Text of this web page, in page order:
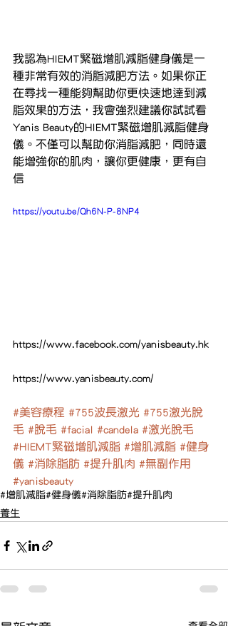
我認為HIEMT緊磁增肌減脂健身儀是一
種非常有效的消脂減肥方法。如果你正
在尋找一種能夠幫助你更快速地達到減
脂效果的方法，我會強烈建議你試試看
Yanis Beauty的HIEMT緊磁增肌減脂健身
儀。不僅可以幫助你消脂減肥，同時還
能增強你的肌肉，讓你更健康，更有自
信
https://youtu.be/Qh6N-P-8NP4
https://www.facebook.com/yanisbeauty.hk
https://www.yanisbeauty.com/
#美容療程 #755波長激光 #755激光脫
毛 #脫毛 #facial #candela #激光脫毛
#HIEMT緊磁增肌減脂 #增肌減脂 #健身
儀 #消除脂肪 #提升肌肉 #無副作用
#yanisbeauty
#增肌減脂#健身儀#消除脂肪#提升肌肉
養生